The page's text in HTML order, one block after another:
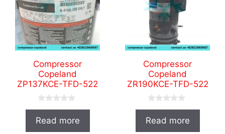
Compressor
Copeland
ZP137KCE-TFD-522
0
u
Read more
Compressor
Copeland
ZR190KCE-TFD-522
0
u
Read more